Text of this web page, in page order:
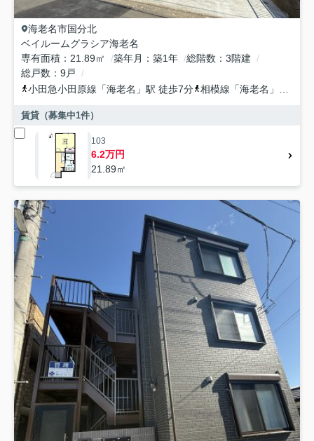
海老名市国分北
ベイルームグラシア海老名
専有面積
21.89㎡ 築年月 築1年 総階数
3階建
総戸数
9戸
小田急小田原線 「海老名 」駅 徒歩7分 相模線 「海老名 」駅 徒歩7分
賃貸（募集中1件）
103
6.2万円
21.89㎡